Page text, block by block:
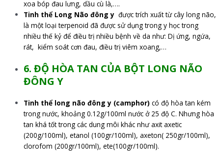
xoa bóp đau lưng, dầu cù là,….
Tinh thể Long Não đông y được trích xuất từ cây long não,
là một loại terpenoid đã được sử dụng trong y học trong
nhiều thế kỷ để điều trị nhiều bệnh về da như: Dị ứng, ngứa,
rát, kiểm soát cơn đau, điều trị viêm xoang,…
6. ĐỘ HÒA TAN CỦA BỘT LONG NÃO
ĐÔNG Y
Tinh thể long não đông y (camphor) có độ hòa tan kém
trong nước, khoảng 0.12g/100ml nước ở 25 độ C. Nhưng hòa
tan khá tốt trong các dung môi khác như axit axetic
(200g/100ml), etanol (100gr/100ml), axeton( 250gr/100ml),
clorofom (200gr/100ml), ete(100gr/100ml).